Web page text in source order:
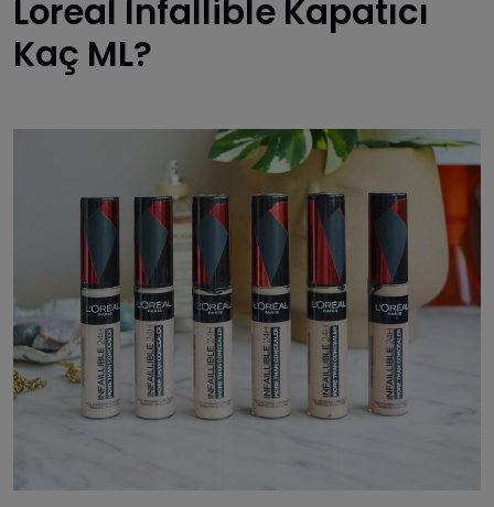
Loreal Infallible Kapatıcı
Kaç ML?